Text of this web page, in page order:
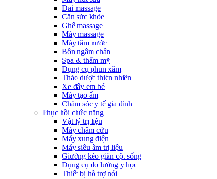
Đai massage
Cân sức khỏe
Ghế massage
Máy massage
Máy tăm nước
Bồn ngâm chân
Spa & thẩm mỹ
Dụng cụ phun xăm
Thảo dược thiên nhiên
Xe đẩy em bé
Máy tạo ẩm
Chăm sóc y tế gia đình
Phục hồi chức năng
Vật lý trị liệu
Máy châm cứu
Máy xung điện
Máy siêu âm trị liệu
Giường kéo giãn cột sống
Dụng cụ đo lường y học
Thiết bị hỗ trợ nói